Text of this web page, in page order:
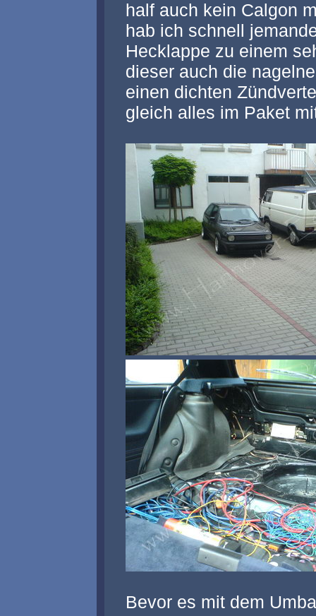
half auch kein Calgon
hab ich schnell
Hecklappe zu einem
dieser auch die
einen dichten
gleich alles im Paket
Bevor es mit dem